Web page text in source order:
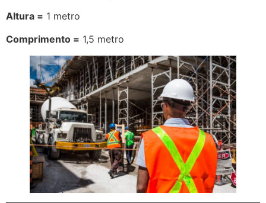
Altura = 1 metro
Comprimento = 1,5 metro